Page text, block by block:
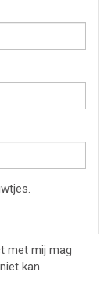
met mij mag
kan